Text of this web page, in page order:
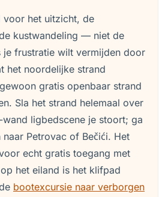
voor het uitzicht, de
kustwandeling — niet de
je frustratie wilt vermijden door
het noordelijke strand
gratis openbaar strand
Sla het strand helemaal over
ligbedscene je stoort; ga
naar Petrovac of Bečići. Het
echt gratis toegang met
het eiland is het klifpad
bootexcursie naar verborgen